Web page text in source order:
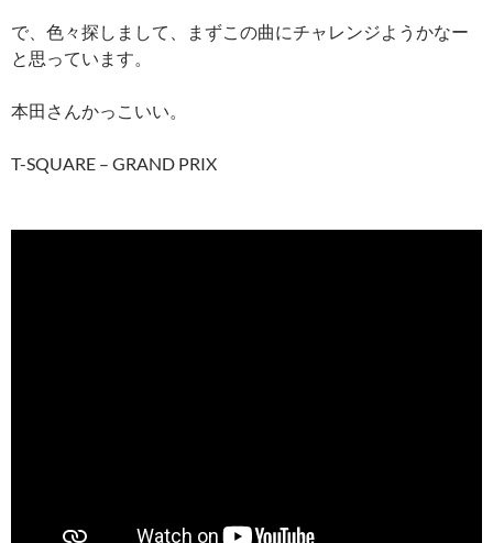
で、色々探しまして、まずこの曲にチャレンジようかなー
と思っています。
本田さんかっこいい。
T-SQUARE – GRAND PRIX